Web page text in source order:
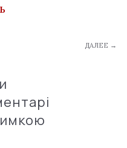
ДАЛЕЕ →